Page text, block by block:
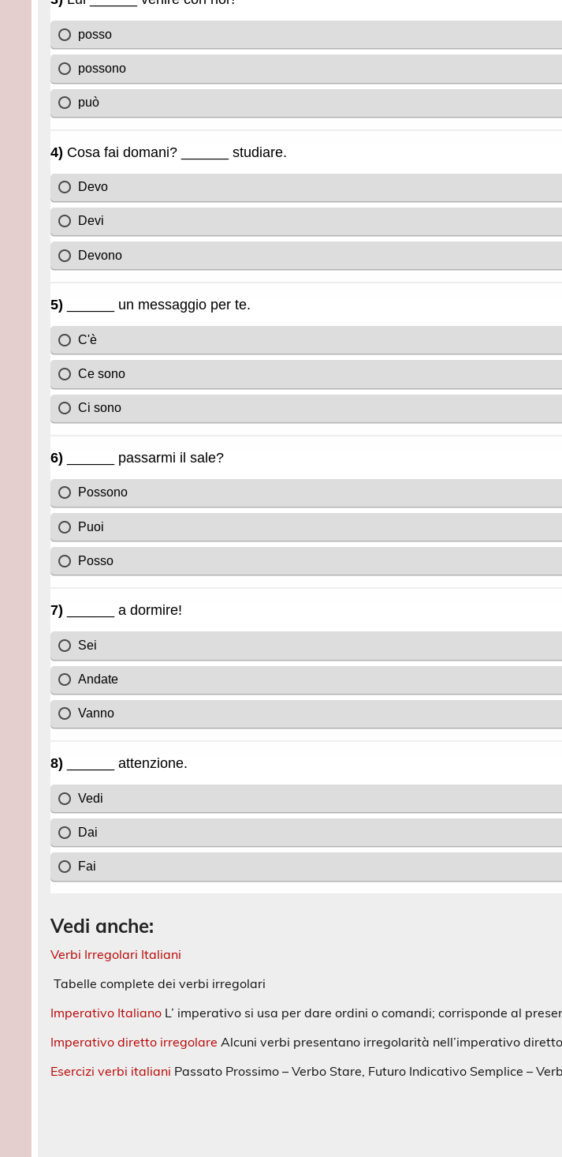
Vedi anche:
Verbi Irregolari Italiani
Tabelle complete dei verbi irregolari
Imperativo Italiano L’ imperativo si usa per dare ordini o comandi; corrisponde al
Imperativo diretto irregolare Alcuni verbi presentano irregolarità nell’imperativo diretto.
Esercizi verbi italiani Passato Prossimo – Verbo Stare, Futuro Indicativo Semplice –